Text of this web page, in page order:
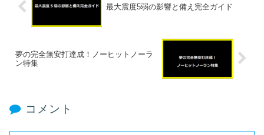
最大震度5弱の影響と備え完全ガイド
夢の完全無安打達成！ノーヒットノーラ
ン特集
コメント